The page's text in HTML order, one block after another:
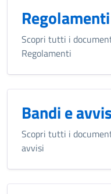
Regolamenti
Scopri tutti i
Regolamenti
Bandi e
Scopri tutti i
avvisi